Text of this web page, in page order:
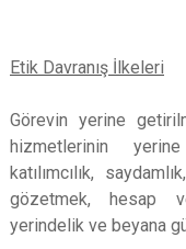
Etik Davranış İlkeleri
Görevin yerine
hizmetlerinin
katılımcılık,
gözetmek, hesap
yerindelik ve beyana